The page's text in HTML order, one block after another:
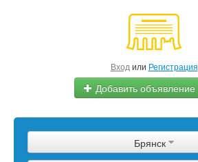
Вход или Регистрация
Добавить объявление
Сырье
Брянск